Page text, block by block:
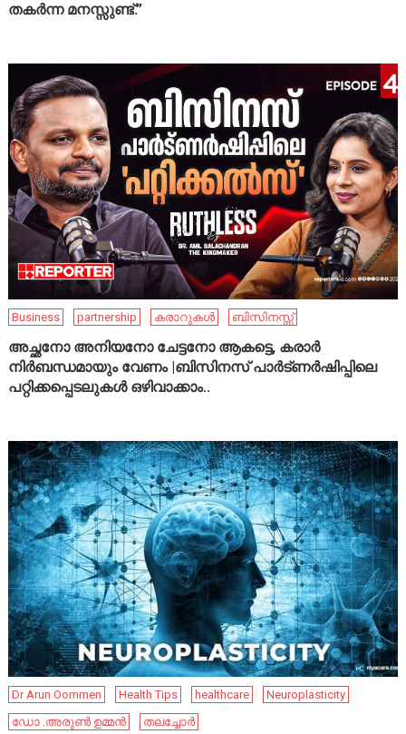
തകർന്ന മനസ്സുണ്ട്.”
Business partnership കരാറുകൾ ബിസിനസ്സ്
അച്ഛനോ അനിയനോ ചേട്ടനോ ആകട്ടെ, കരാർ
നിർബന്ധമായും വേണം |ബിസിനസ് പാർട്ണർഷിപ്പിലെ
പറ്റിക്കപ്പെടലുകൾ ഒഴിവാക്കാം..
Dr Arun Oommen Health Tips healthcare
Neuroplasticity
ഡോ .അരുൺ ഉമ്മൻ
തലച്ചോർ